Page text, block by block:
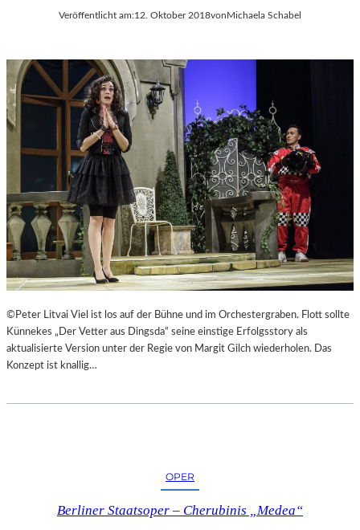
Veröffentlicht am:12. Oktober 2018von Michaela Schabel
©Peter Litvai Viel ist los auf der Bühne und im Orchestergraben. Flott sollte
Künnekes „Der Vetter aus Dingsda“ seine einstige Erfolgsstory als
aktualisierte Version unter der Regie von Margit Gilch wiederholen. Das
Konzept ist knallig…
OPER
Berliner Staatsoper – Cherubinis „Medea“